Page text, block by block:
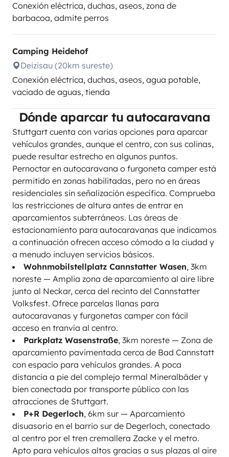
Conexión eléctrica, duchas, aseos, zona de
barbacoa, admite perros
Camping Heidehof
Deizisau (20km sureste)
Conexión eléctrica, duchas, aseos, agua potable,
vaciado de aguas, tienda
Dónde aparcar tu autocaravana
Stuttgart cuenta con varias opciones para aparcar
vehículos grandes, aunque el centro, con sus colinas,
puede resultar estrecho en algunos puntos.
Pernoctar en autocaravana o furgoneta camper está
permitido en zonas habilitadas, pero no en áreas
residenciales sin señalización específica. Comprueba
las restricciones de altura antes de entrar en
aparcamientos subterráneos. Las áreas de
estacionamiento para autocaravanas que indicamos
a continuación ofrecen acceso cómodo a la ciudad y
a menudo incluyen servicios básicos.
Wohnmobilstellplatz Cannstatter Wasen, 3km
noreste — Amplia zona de aparcamiento al aire libre
junto al Neckar, cerca del recinto del Cannstatter
Volksfest. Ofrece parcelas llanas para
autocaravanas y furgonetas camper con fácil
acceso en tranvía al centro.
Parkplatz Wasenstraße, 3km noreste — Zona de
aparcamiento pavimentada cerca de Bad Cannstatt
con espacio para vehículos grandes. A poca
distancia a pie del complejo termal Mineralbäder y
bien conectada por transporte público con las
atracciones de Stuttgart.
P+R Degerloch, 6km sur — Aparcamiento
disuasorio en el barrio sur de Degerloch, conectado
al centro por el tren cremallera Zacke y el metro.
Apto para vehículos altos gracias a sus plazas al aire